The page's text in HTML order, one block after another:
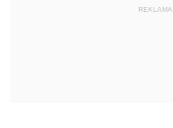
REKLAMA